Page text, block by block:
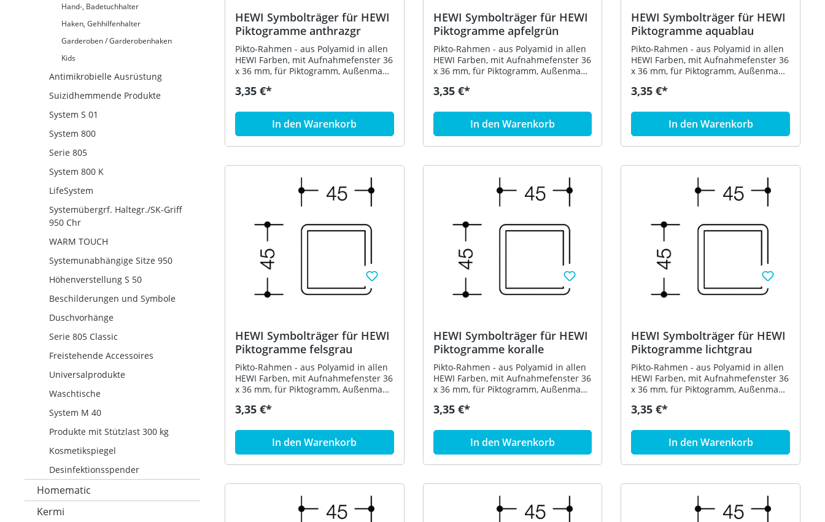
Hand-, Badetuchhalter
Haken, Gehhilfenhalter
Garderoben / Garderobenhaken
Kids
Antimikrobielle Ausrüstung
Suizidhemmende Produkte
System S 01
System 800
Serie 805
System 800 K
LifeSystem
Systemübergrf. Haltegr./SK-Griff
950 Chr
WARM TOUCH
Systemunabhängige Sitze 950
Höhenverstellung S 50
Beschilderungen und Symbole
Duschvorhänge
Serie 805 Classic
Freistehende Accessoires
Universalprodukte
Waschtische
System M 40
Produkte mit Stützlast 300 kg
Kosmetikspiegel
Desinfektionsspender
Homematic
Kermi
HEWI Symbolträger für HEWI
Piktogramme anthrazgr
Pikto-Rahmen - aus Polyamid in allen
HEWI Farben, mit Aufnahmefenster 36
x 36 mm, für Piktogramm, Außenmaße
(Anthrazitgrau)
3,35 €*
In den Warenkorb
HEWI Symbolträger für HEWI
Piktogramme apfelgrün
Pikto-Rahmen - aus Polyamid in allen
HEWI Farben, mit Aufnahmefenster 36
x 36 mm, für Piktogramm, Außenmaße
(Apfelgrün)
3,35 €*
In den Warenkorb
HEWI Symbolträger für HEWI
Piktogramme aquablau
Pikto-Rahmen - aus Polyamid in allen
HEWI Farben, mit Aufnahmefenster 36
x 36 mm, für Piktogramm, Außenmaße
(Aquablau)
3,35 €*
In den Warenkorb
HEWI Symbolträger für HEWI
Piktogramme felsgrau
Pikto-Rahmen - aus Polyamid in allen
HEWI Farben, mit Aufnahmefenster 36
x 36 mm, für Piktogramm, Außenmaße
(Felsgrau)
3,35 €*
In den Warenkorb
HEWI Symbolträger für HEWI
Piktogramme koralle
Pikto-Rahmen - aus Polyamid in allen
HEWI Farben, mit Aufnahmefenster 36
x 36 mm, für Piktogramm, Außenmaße
(Koralle)
3,35 €*
In den Warenkorb
HEWI Symbolträger für HEWI
Piktogramme lichtgrau
Pikto-Rahmen - aus Polyamid in allen
HEWI Farben, mit Aufnahmefenster 36
x 36 mm, für Piktogramm, Außenmaße
(Lichtgrau)
3,35 €*
In den Warenkorb